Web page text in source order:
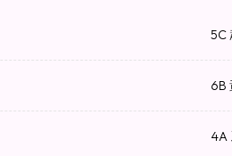
5C
6B
4A